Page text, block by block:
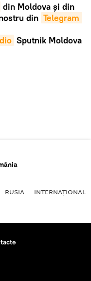
din Moldova și din
din Telegram
Sputnik Moldova
RUSIA INTERNAŢIONAL